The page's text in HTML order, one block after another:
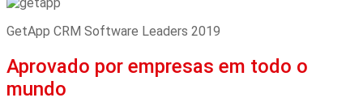
GetApp CRM Software Leaders 2019
Aprovado por empresas em todo o
mundo